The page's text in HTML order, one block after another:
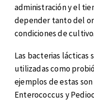
administración y el
depender tanto del
condiciones de cultivo.
Las bacterias lácticas
utilizadas como
ejemplos de estas
Enterococcus y